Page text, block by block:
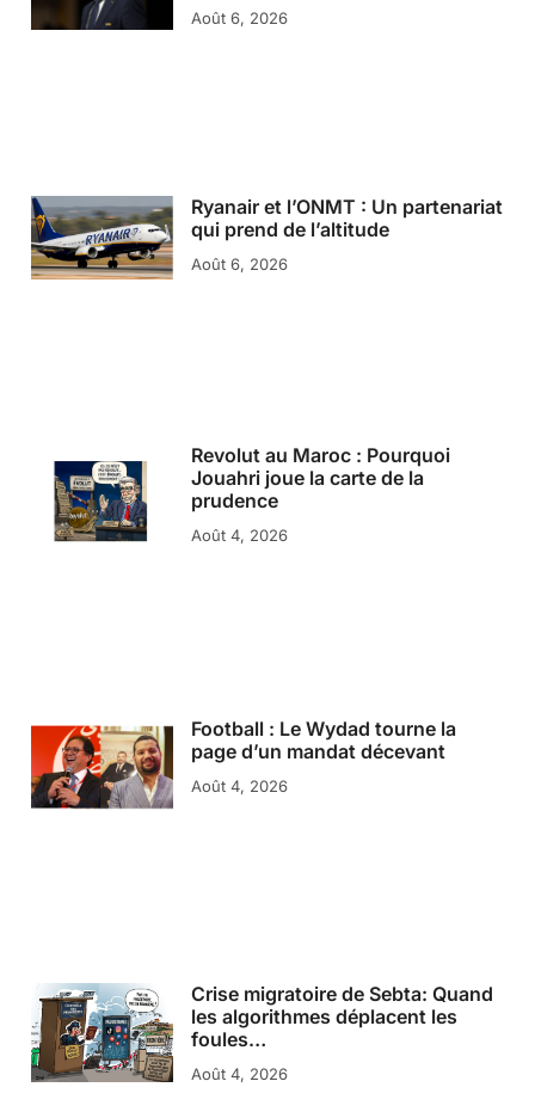
Août 6, 2026
Ryanair et l’ONMT : Un partenariat
qui prend de l’altitude
Août 6, 2026
Revolut au Maroc : Pourquoi
Jouahri joue la carte de la
prudence
Août 4, 2026
Football : Le Wydad tourne la
page d’un mandat décevant
Août 4, 2026
Crise migratoire de Sebta: Quand
les algorithmes déplacent les
foules…
Août 4, 2026